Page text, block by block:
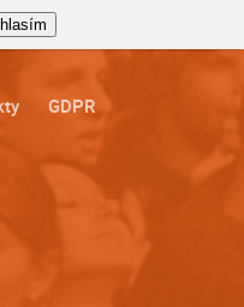
GDPR